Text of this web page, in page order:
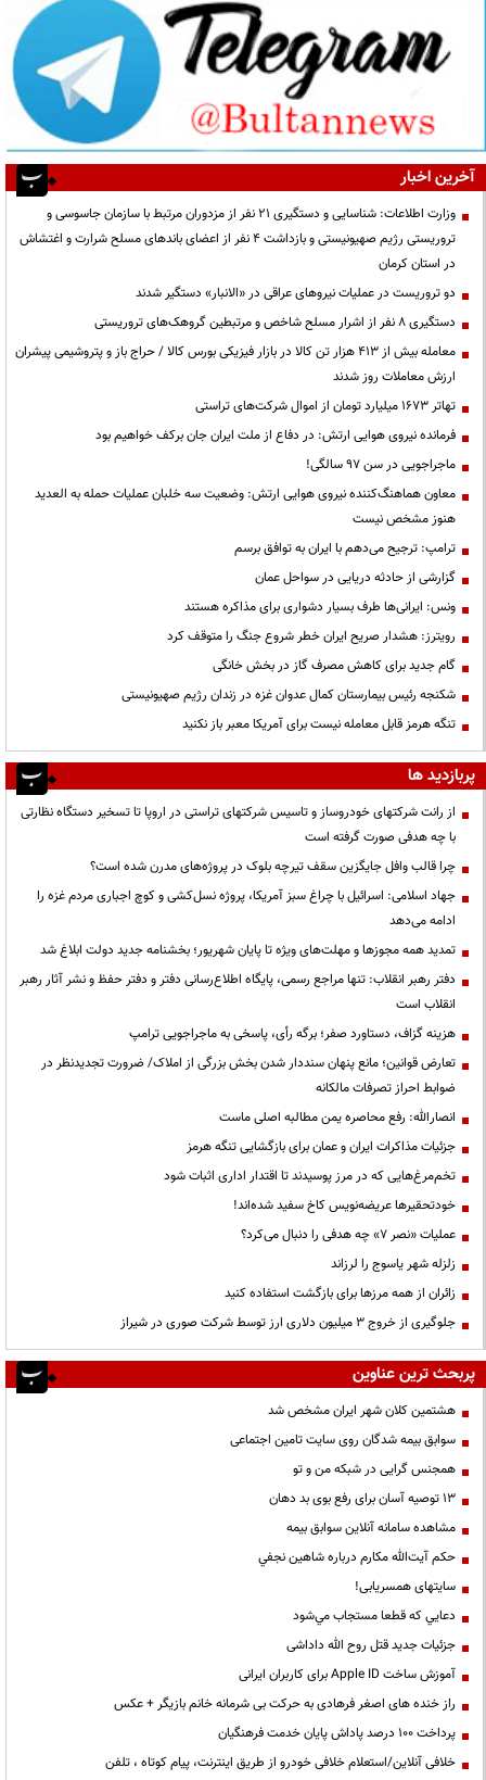
آخرین اخبار
وزارت اطلاعات: شناسایی و دستگیری ۲۱ نفر از مزدوران مرتبط با سازمان جاسوسی و
تروریستی رژیم صهیونیستی و بازداشت ۴ نفر از اعضای باندهای مسلح شرارت و اغتشاش
در استان کرمان
دو تروریست در عملیات نیروهای عراقی در «الانبار» دستگیر شدند
دستگیری ۸ نفر از اشرار مسلح شاخص و مرتبطین گروهک‌های تروریستی
معامله بیش از ۴۱۳ هزار تن کالا در بازار فیزیکی بورس کالا / حراج باز و پتروشیمی پیشران
ارزش معاملات روز شدند
تهاتر ۱۶۷۳ میلیارد تومان از اموال شرکت‌های تراستی
فرمانده نیروی هوایی ارتش: در دفاع از ملت ایران جان برکف خواهیم بود
ماجراجویی در سن ۹۷ سالگی!
معاون هماهنگ‌کننده نیروی هوایی ارتش: وضعیت سه خلبان عملیات حمله به العدید
هنوز مشخص نیست
ترامپ: ترجیح می‌دهم با ایران به توافق برسم
گزارشی از حادثه دریایی در سواحل عمان
ونس: ایرانی‌ها طرف بسیار دشواری برای مذاکره هستند
رویترز: هشدار صریح ایران خطر شروع جنگ را متوقف کرد
گام جدید برای کاهش مصرف گاز در بخش خانگی
شکنجه رئیس بیمارستان کمال عدوان غزه در زندان رژیم صهیونیستی
تنگه هرمز قابل معامله نیست برای آمریکا معبر باز نکنید
پربازدید ها
از رانت‌ شرکتهای خودروساز و تاسیس شرکتهای تراستی در اروپا تا تسخیر دستگاه نظارتی
با چه هدفی صورت گرفته است
چرا قالب وافل جایگزین سقف تیرچه بلوک در پروژه‌های مدرن شده است؟
جهاد اسلامی: اسرائیل با چراغ سبز آمریکا، پروژه نسل‌کشی و کوچ اجباری مردم غزه را
ادامه می‌دهد
تمدید همه مجوزها و مهلت‌های ویژه تا پایان شهریور؛ بخشنامه جدید دولت ابلاغ شد
دفتر رهبر انقلاب: تنها مراجع رسمی، پایگاه اطلاع‌رسانی دفتر و دفتر حفظ و نشر آثار رهبر
انقلاب است
هزینه گزاف، دستاورد صفر؛ برگه رأی، پاسخی به ماجراجویی ترامپ
تعارض قوانین؛ مانع پنهان سنددار شدن بخش بزرگی از املاک/ ضرورت تجدیدنظر در
ضوابط احراز تصرفات مالکانه
انصارالله: رفع محاصره یمن مطالبه اصلی ماست
جزئیات مذاکرات ایران و عمان برای بازگشایی تنگه هرمز
تخم‌مرغ‌هایی که در مرز پوسیدند تا اقتدار اداری اثبات شود
خودتحقیرها عریضه‌نویس کاخ سفید شده‌اند!
عملیات «نصر ۷» چه هدفی را دنبال می‌کرد؟
زلزله شهر یاسوج را لرزاند
زائران از همه مرزها برای بازگشت استفاده کنید
جلوگیری از خروج ۳ میلیون دلاری ارز توسط شرکت صوری در شیراز
پربحث ترین عناوین
هشتمین کلان شهر ایران مشخص شد
سوابق بیمه شدگان روی سایت تامین اجتماعی
همجنس گرایی در شبکه من و تو
13 توصیه آسان برای رفع بوی بد دهان
مشاهده سامانه آنلاين سوابق بیمه
حكم آيت‌الله مكارم درباره شاهين نجفي
سایتهای همسریابی!
دعايي كه قطعا مستجاب مي‌شود
جزئیات جدید قتل روح الله داداشی
آموزش ساخت Apple ID برای کاربران ایرانی
راز خنده های اصغر فرهادی به حرکت بی شرمانه خانم بازیگر + عکس
پرداخت ۱۰۰ درصد پاداش پایان خدمت فرهنگیان
خلافی آنلاین/استعلام خلافی خودرو از طریق اینترنت، پیام کوتاه ، تلفن